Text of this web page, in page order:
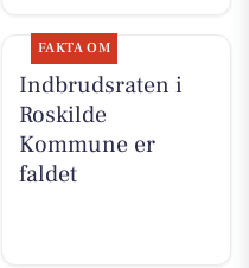
FAKTA OM
Indbrudsraten i
Roskilde
Kommune er
faldet